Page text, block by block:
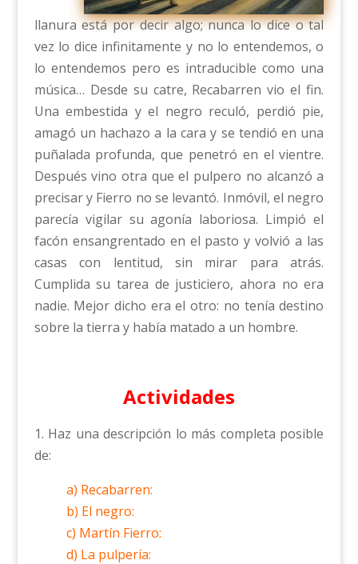
llanura está por decir algo; nunca lo dice o tal
vez lo dice infinitamente y no lo entendemos, o
lo entendemos pero es intraducible como una
música… Desde su catre, Recabarren vio el fin.
Una embestida y el negro reculó, perdió pie,
amagó un hachazo a la cara y se tendió en una
puñalada profunda, que penetró en el vientre.
Después vino otra que el pulpero no alcanzó a
precisar y Fierro no se levantó. Inmóvil, el negro
parecía vigilar su agonía laboriosa. Limpió el
facón ensangrentado en el pasto y volvió a las
casas con lentitud, sin mirar para atrás.
Cumplida su tarea de justiciero, ahora no era
nadie. Mejor dicho era el otro: no tenía destino
sobre la tierra y había matado a un hombre.
Actividades
1. Haz una descripción lo más completa posible
de:
a) Recabarren:
b) El negro:
c) Martín Fierro:
d) La pulpería: